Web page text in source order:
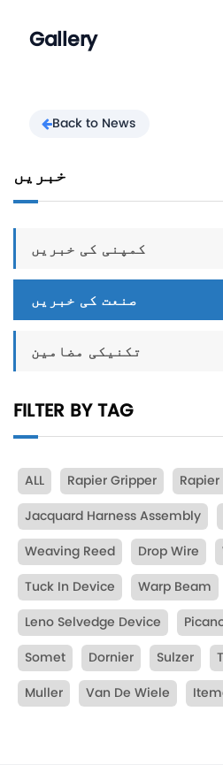
Gallery
Back to News
خبریں
کمپنی کی خبریں
صنعت کی خبریں
تکنیکی مضامین
FILTER BY TAG
ALL Rapier Gripper
Jacquard Harness Assembly
Weaving Reed
Drop Wire
Tuck In Device
Warp Beam
Leno Selvedge Device
Somet
Dornier Sulzer
Muller
Van De Wiele